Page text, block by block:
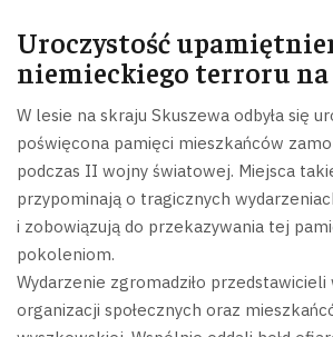
Uroczystość
niemieckiego terroru na
W lesie na skraju Skuszewa odbyła się
poświęcona pamięci mieszkańców
podczas II wojny światowej. Miejsca
przypominają o tragicznych
i zobowiązują do przekazywania tej
pokoleniom.
Wydarzenie zgromadziło przedstawicieli
organizacji społecznych oraz